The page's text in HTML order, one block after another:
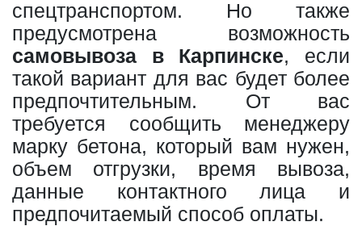
спецтранспортом. Но также
предусмотрена возможность
самовывоза в Карпинске, если
такой вариант для вас будет более
предпочтительным. От вас
требуется сообщить менеджеру
марку бетона, который вам нужен,
объем отгрузки, время вывоза,
данные контактного лица и
предпочитаемый способ оплаты.